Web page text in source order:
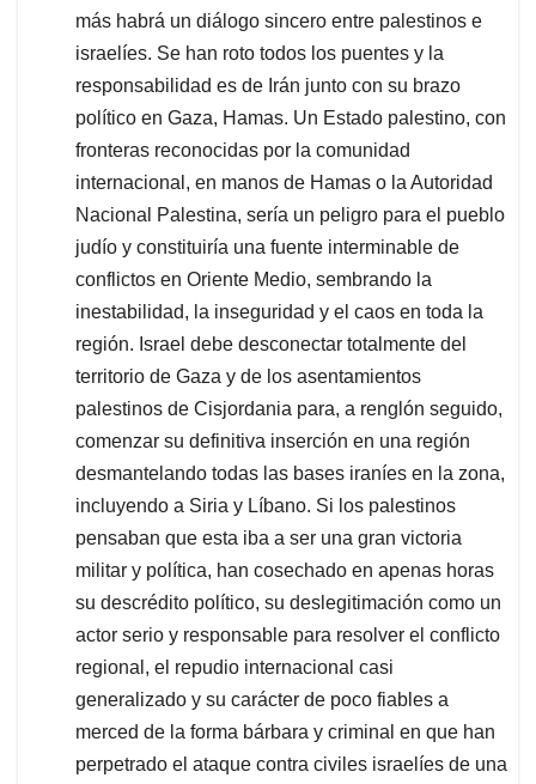
más habrá un diálogo sincero entre palestinos e
israelíes. Se han roto todos los puentes y la
responsabilidad es de Irán junto con su brazo
político en Gaza, Hamas. Un Estado palestino, con
fronteras reconocidas por la comunidad
internacional, en manos de Hamas o la Autoridad
Nacional Palestina, sería un peligro para el pueblo
judío y constituiría una fuente interminable de
conflictos en Oriente Medio, sembrando la
inestabilidad, la inseguridad y el caos en toda la
región. Israel debe desconectar totalmente del
territorio de Gaza y de los asentamientos
palestinos de Cisjordania para, a renglón seguido,
comenzar su definitiva inserción en una región
desmantelando todas las bases iraníes en la zona,
incluyendo a Siria y Líbano. Si los palestinos
pensaban que esta iba a ser una gran victoria
militar y política, han cosechado en apenas horas
su descrédito político, su deslegitimación como un
actor serio y responsable para resolver el conflicto
regional, el repudio internacional casi
generalizado y su carácter de poco fiables a
merced de la forma bárbara y criminal en que han
perpetrado el ataque contra civiles israelíes de una